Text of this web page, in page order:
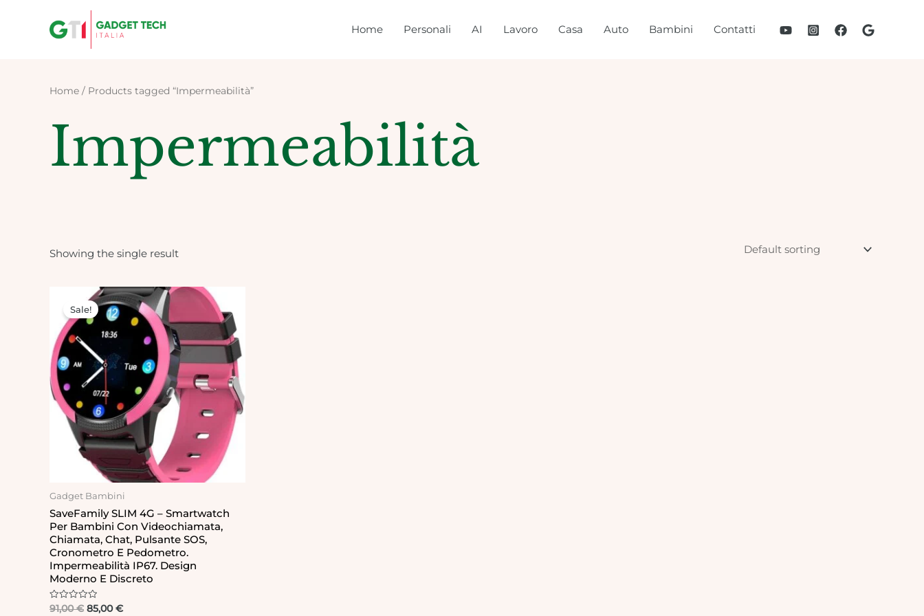
Home Personali AI Lavoro Casa Auto Bambini Contatti
Home / Products tagged “Impermeabilità”
Impermeabilità
Showing the single result
Sale!
Gadget Bambini
SaveFamily SLIM 4G – Smartwatch
Per Bambini Con Videochiamata,
Chiamata, Chat, Pulsante SOS,
Cronometro E Pedometro.
Impermeabilità IP67. Design
Moderno E Discreto
Rated
91,00€
Original
price
was:
91,00 €.
85,00€
Current
price
85,00 €.